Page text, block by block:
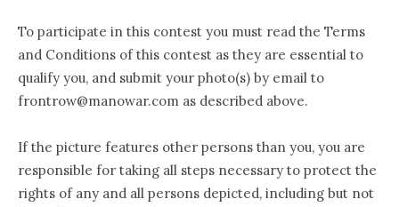
To participate in this contest you must read the Terms
and Conditions of this contest as they are essential to
qualify you, and submit your photo(s) by email to
frontrow@manowar.com as described above.
If the picture features other persons than you, you are
responsible for taking all steps necessary to protect the
rights of any and all persons depicted, including but not